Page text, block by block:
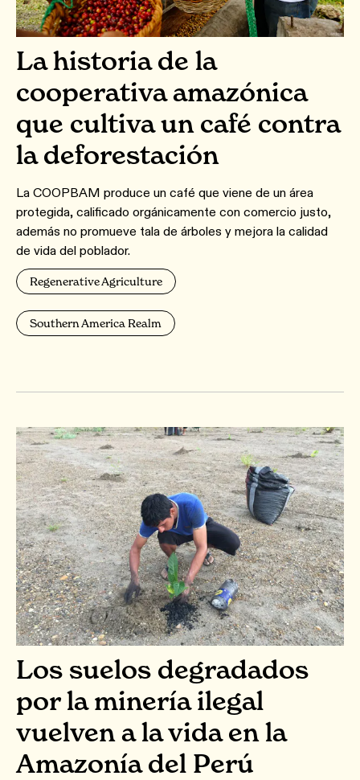
La historia de la
cooperativa amazónica
que cultiva un café contra
la deforestación
La COOPBAM produce un café que viene de un área
protegida, calificado orgánicamente con comercio justo,
además no promueve tala de árboles y mejora la calidad
de vida del poblador.
Regenerative Agriculture
Southern America Realm
Los suelos degradados
por la minería ilegal
vuelven a la vida en la
Amazonía del Perú